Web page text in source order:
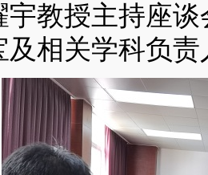
宇教授主持座
及相关学科负